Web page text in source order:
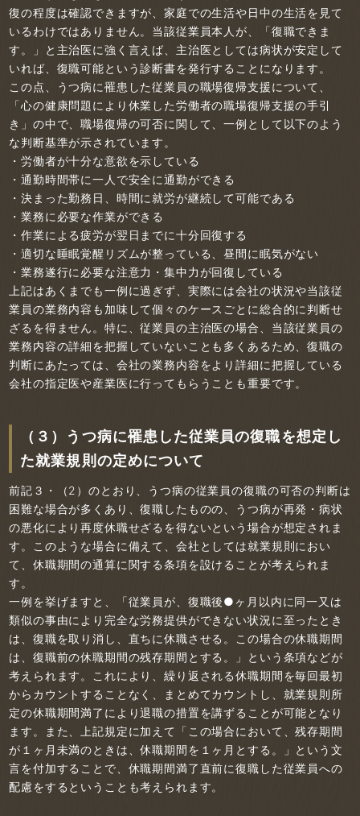
復の程度は確認できますが、家庭での生活や日中の生活を見て
いるわけではありません。当該従業員本人が、「復職できま
す。」と主治医に強く言えば、主治医としては病状が安定して
いれば、復職可能という診断書を発行することになります。
この点、うつ病に罹患した従業員の職場復帰支援について、
「心の健康問題により休業した労働者の職場復帰支援の手引
き」の中で、職場復帰の可否に関して、一例として以下のよう
な判断基準が示されています。
・労働者が十分な意欲を示している
・通勤時間帯に一人で安全に通勤ができる
・決まった勤務日、時間に就労が継続して可能である
・業務に必要な作業ができる
・作業による疲労が翌日までに十分回復する
・適切な睡眠覚醒リズムが整っている、昼間に眠気がない
・業務遂行に必要な注意力・集中力が回復している
上記はあくまでも一例に過ぎず、実際には会社の状況や当該従
業員の業務内容も加味して個々のケースごとに総合的に判断せ
ざるを得ません。特に、従業員の主治医の場合、当該従業員の
業務内容の詳細を把握していないことも多くあるため、復職の
判断にあたっては、会社の業務内容をより詳細に把握している
会社の指定医や産業医に行ってもらうことも重要です。
（３）うつ病に罹患した従業員の復職を想定し
た就業規則の定めについて
前記３・（2）のとおり、うつ病の従業員の復職の可否の判断は
困難な場合が多くあり、復職したものの、うつ病が再発・病状
の悪化により再度休職せざるを得ないという場合が想定されま
す。このような場合に備えて、会社としては就業規則におい
て、休職期間の通算に関する条項を設けることが考えられま
す。
一例を挙げますと、「従業員が、復職後●ヶ月以内に同一又は
類似の事由により完全な労務提供ができない状況に至ったとき
は、復職を取り消し、直ちに休職させる。この場合の休職期間
は、復職前の休職期間の残存期間とする。」という条項などが
考えられます。これにより、繰り返される休職期間を毎回最初
からカウントすることなく、まとめてカウントし、就業規則所
定の休職期間満了により退職の措置を講ずることが可能となり
ます。また、上記規定に加えて「この場合において、残存期間
が１ヶ月未満のときは、休職期間を１ヶ月とする。」という文
言を付加することで、休職期間満了直前に復職した従業員への
配慮をするということも考えられます。